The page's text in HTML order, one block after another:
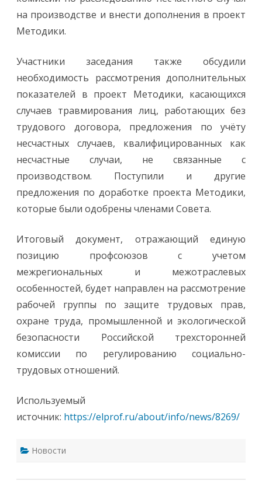
на производстве и внести дополнения в проект
Методики.
Участники заседания также обсудили
необходимость рассмотрения дополнительных
показателей в проект Методики, касающихся
случаев травмирования лиц, работающих без
трудового договора, предложения по учёту
несчастных случаев, квалифицированных как
несчастные случаи, не связанные с
производством. Поступили и другие
предложения по доработке проекта Методики,
которые были одобрены членами Совета.
Итоговый документ, отражающий единую
позицию профсоюзов с учетом
межрегиональных и межотраслевых
особенностей, будет направлен на рассмотрение
рабочей группы по защите трудовых прав,
охране труда, промышленной и экологической
безопасности Российской трехсторонней
комиссии по регулированию социально-
трудовых отношений.
Используемый
источник: https://elprof.ru/about/info/news/8269/
Новости